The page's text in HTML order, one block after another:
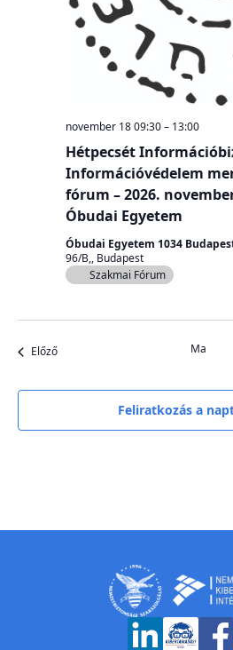
Hétpecsét
Információvédelem
fórum – 2026.
Óbudai Egyetem
november 18 09:30– 13:00
Óbudai Egyetem 1034
96/B,, Budapest
Szakmai Fórum
ElőzőEsemények Ma
Feliratkozás a